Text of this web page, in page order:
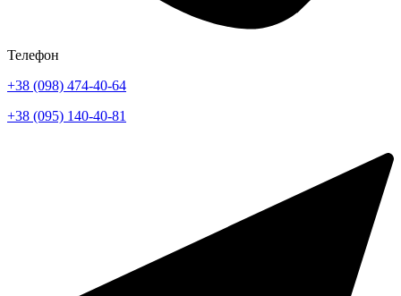
Телефон
+38 (098) 474-40-64
+38 (095) 140-40-81